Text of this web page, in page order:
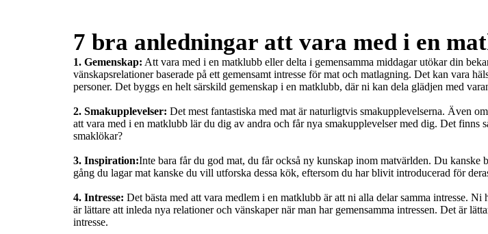
7 bra anledningar att vara med i en
1. Gemenskap: Att vara med i en matklubb eller delta i gemensamma middagar utökar din
vänskapsrelationer baserade på ett gemensamt intresse för mat och matlagning. Det kan vara
personer. Det byggs en helt särskild gemenskap i en matklubb, där ni kan dela glädjen med
2. Smakupplevelser: Det mest fantastiska med mat är naturligtvis smakupplevelserna. Även
att vara med i en matklubb lär du dig av andra och får nya smakupplevelser med dig. Det
smaklökar?
3. Inspiration:Inte bara får du god mat, du får också ny kunskap inom matvärlden. Du
gång du lagar mat kanske du vill utforska dessa kök, eftersom du har blivit introducerad för
4. Intresse: Det bästa med att vara medlem i en matklubb är att ni alla delar samma intresse.
är lättare att inleda nya relationer och vänskaper när man har gemensamma intressen. Det är
intresse.